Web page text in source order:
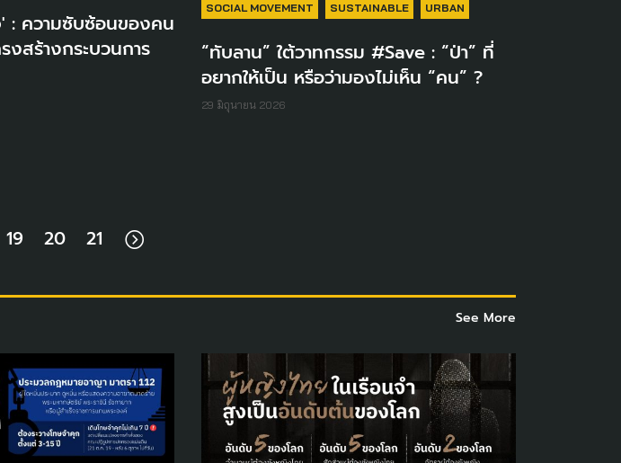
: ความซับซ้อนของคน
สร้างกระบวนการ
SOCIAL MOVEMENT SUSTAINABLE URBAN
“ทับลาน” ใต้วาทกรรม #Save : “ป่า” ที่
อยากให้เป็น หรือว่ามองไม่เห็น “คน” ?
29 มิถุนายน 2026
19 20 21
See More